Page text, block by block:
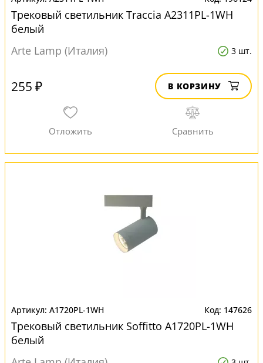
Трековый светильник Traccia A2311PL-1WH
белый
Arte Lamp (Италия)
3 шт.
255 ₽ В КОРЗИНУ
A1720PL-1WH 147626
Трековый светильник Soffitto A1720PL-1WH
белый